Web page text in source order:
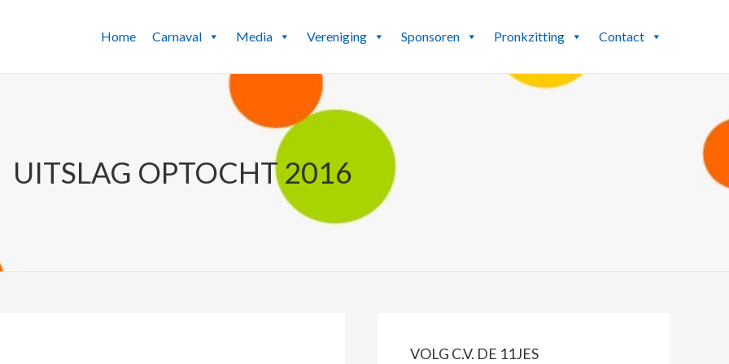
Home Carnaval Media Vereniging Sponsoren Pronkzitting Contact
UITSLAG OPTOCHT 2016
SIDEBAR
VOLG C.V. DE 11JES